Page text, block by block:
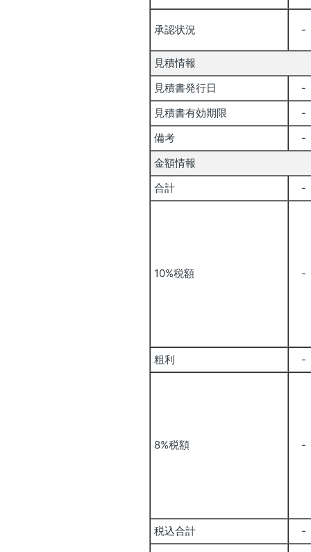
承認状況 -
見積情報
見積書発行日
-
見積書有効期限
-
備考
-
金額情報
合計
-
10%税額 -
粗利 -
8%税額 -
税込合計 -